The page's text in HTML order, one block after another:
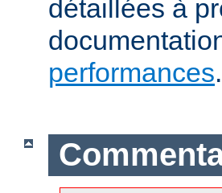
détaillées à
performances.